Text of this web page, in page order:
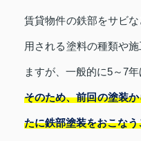
賃貸物件の鉄部をサビ
用される塗料の種類や
ますが、一般的に5～7
そのため、前回の塗装
たに鉄部塗装をおこな